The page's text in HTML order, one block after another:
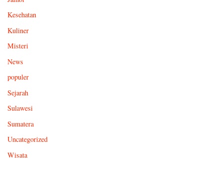
Kesehatan
Kuliner
Misteri
News
populer
Sejarah
Sulawesi
Sumatera
Uncategorized
Wisata